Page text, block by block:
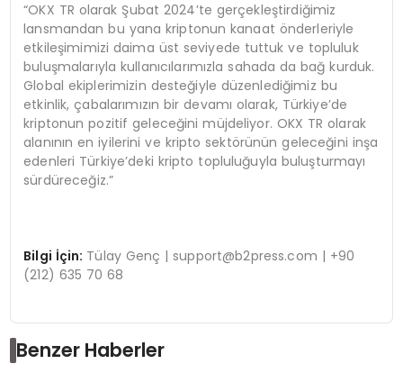
“OKX TR olarak Şubat 2024’te gerçekleştirdiğimiz
lansmandan bu yana kriptonun kanaat önderleriyle
etkileşimimizi daima üst seviyede tuttuk ve topluluk
buluşmalarıyla kullanıcılarımızla sahada da bağ kurduk.
Global ekiplerimizin desteğiyle düzenlediğimiz bu
etkinlik, çabalarımızın bir devamı olarak, Türkiye’de
kriptonun pozitif geleceğini müjdeliyor. OKX TR olarak
alanının en iyilerini ve kripto sektörünün geleceğini inşa
edenleri Türkiye’deki kripto topluluğuyla buluşturmayı
sürdüreceğiz.”
Bilgi İçin: Tülay Genç | support@b2press.com | +90
(212) 635 70 68
Benzer Haberler